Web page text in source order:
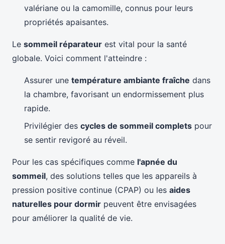
valériane ou la camomille, connus pour leurs
propriétés apaisantes.
Le sommeil réparateur est vital pour la santé
globale. Voici comment l'atteindre :
Assurer une température ambiante fraîche dans
la chambre, favorisant un endormissement plus
rapide.
Privilégier des cycles de sommeil complets pour
se sentir revigoré au réveil.
Pour les cas spécifiques comme l'apnée du
sommeil, des solutions telles que les appareils à
pression positive continue (CPAP) ou les aides
naturelles pour dormir peuvent être envisagées
pour améliorer la qualité de vie.